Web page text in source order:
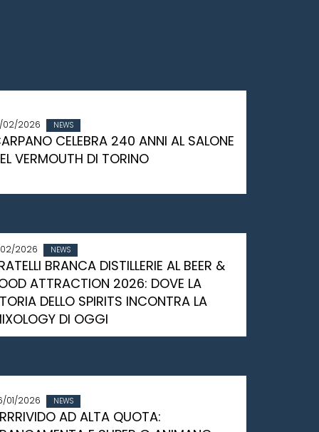
02/2026 NEWS
CELEBRA 240 ANNI AL SALONE
VERMOUTH DI TORINO
2026 NEWS
BRANCA DISTILLERIE AL BEER &
ATTRACTION 2026: DOVE LA
DELLO SPIRITS INCONTRA LA
DI OGGI
01/2026 NEWS
AD ALTA QUOTA: